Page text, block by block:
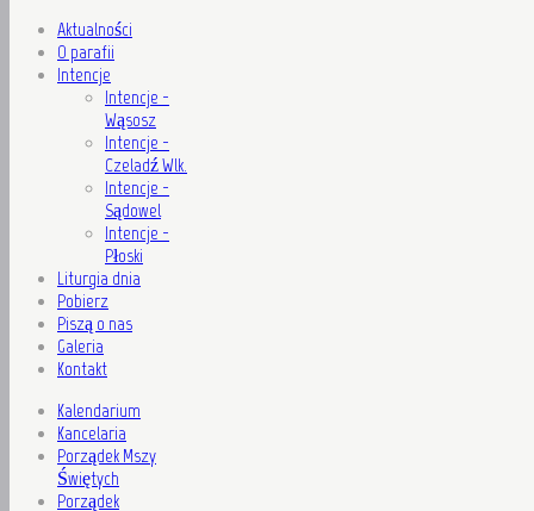
Aktualności
O parafii
Intencje
Intencje -
Wąsosz
Intencje -
Czeladź Wlk.
Intencje -
Sądowel
Intencje -
Płoski
Liturgia dnia
Pobierz
Piszą o nas
Galeria
Kontakt
Kalendarium
Kancelaria
Porządek Mszy
Świętych
Porządek